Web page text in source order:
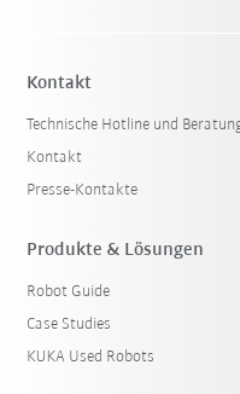
Kontakt
Technische Hotline und
Kontakt
Presse-Kontakte
Produkte & Lösungen
Robot Guide
Case Studies
KUKA Used Robots